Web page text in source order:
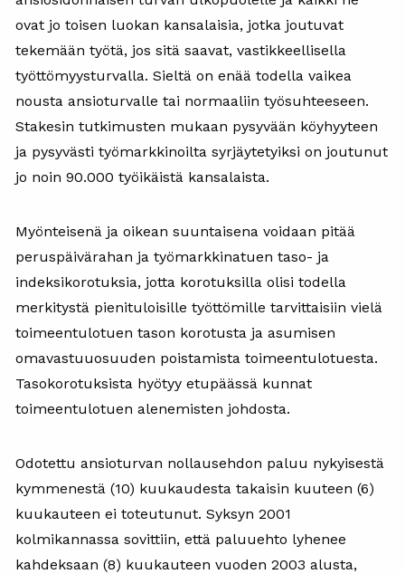
ovat jo toisen luokan kansalaisia, jotka joutuvat
tekemään työtä, jos sitä saavat, vastikkeellisella
työttömyysturvalla. Sieltä on enää todella vaikea
nousta ansioturvalle tai normaaliin työsuhteeseen.
Stakesin tutkimusten mukaan pysyvään köyhyyteen
ja pysyvästi työmarkkinoilta syrjäytetyiksi on joutunut
jo noin 90.000 työikäistä kansalaista.
Myönteisenä ja oikean suuntaisena voidaan pitää
peruspäivärahan ja työmarkkinatuen taso- ja
indeksikorotuksia, jotta korotuksilla olisi todella
merkitystä pienituloisille työttömille tarvittaisiin vielä
toimeentulotuen tason korotusta ja asumisen
omavastuuosuuden poistamista toimeentulotuesta.
Tasokorotuksista hyötyy etupäässä kunnat
toimeentulotuen alenemisten johdosta.
Odotettu ansioturvan nollausehdon paluu nykyisestä
kymmenestä (10) kuukaudesta takaisin kuuteen (6)
kuukauteen ei toteutunut. Syksyn 2001
kolmikannassa sovittiin, että paluuehto lyhenee
kahdeksaan (8) kuukauteen vuoden 2003 alusta,